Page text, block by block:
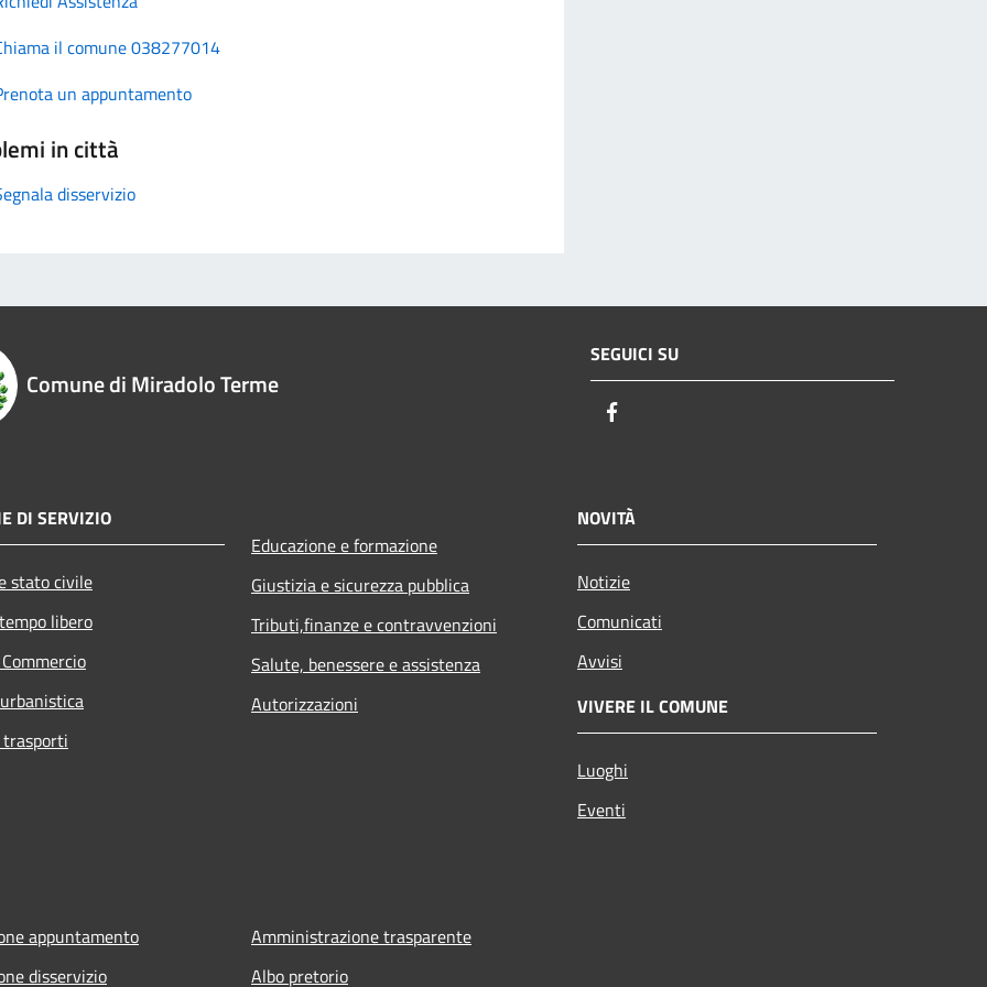
il comune 038277014
un appuntamento
in città
disservizio
Comune di Miradolo Terme
SEGUICI SU
DI SERVIZIO
stato civile
libero
Educazione e formazione
Giustizia e sicurezza pubblica
Tributi,finanze e contravvenzioni
Salute, benessere e assistenza
Autorizzazioni
NOVITÀ
Notizie
Comunicati
Avvisi
VIVERE IL COMUNE
Luoghi
Eventi
appuntamento
disservizio
Amministrazione trasparente
Albo pretorio